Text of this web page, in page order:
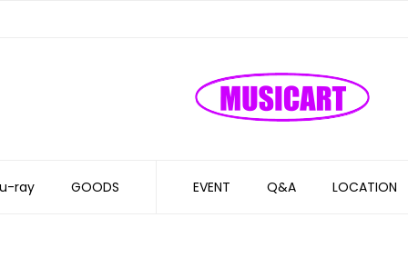
ray GOODS EVENT Q&A LOCATION